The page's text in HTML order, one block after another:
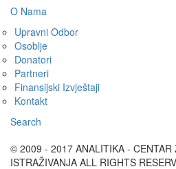
O Nama
Upravni Odbor
Osoblje
Donatori
Partneri
Finansijski Izvještaji
Kontakt
Search
© 2009 - 2017 ANALITIKA - CENTAR
ISTRAŽIVANJA ALL RIGHTS